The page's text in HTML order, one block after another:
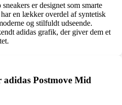
er designet som smarte
en lækker overdel af syntetisk
og stilfuldt udseende.
adidas grafik, der giver dem et
Postmove Mid